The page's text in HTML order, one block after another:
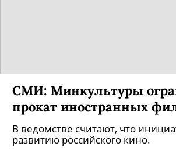
СМИ: Минкультуры
прокат иностранных
В ведомстве считают, что
развитию российского кино.